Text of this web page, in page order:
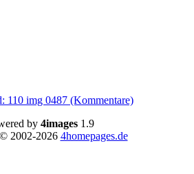
by 4images 1.9
2002-2026 4homepages.de